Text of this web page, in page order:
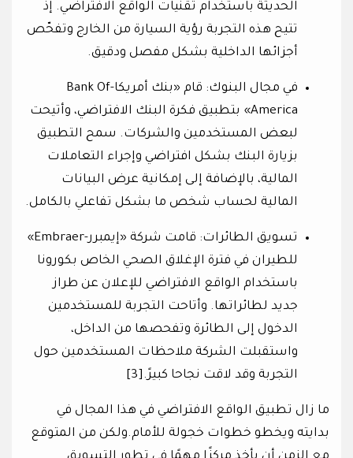
الحديثة باستخدام تقنيات الواقع الافتراضي. إذ
تتيح هذه التجربة رؤية السيارة من الخارج وتفحّص
أجزائها الداخلية بشكل مفصل ودقيق.
في مجال البنوك: قام «بنك أمريكا-Bank Of
America» بتطبيق فكرة البنك الافتراضي، وأتيحت
لبعض المستخدمين والشركات. سمح التطبيق
بزيارة البنك بشكل افتراضي وإجراء التعاملات
المالية، بالإضافة إلى إمكانية عرض البيانات
المالية لحساب شخص ما بشكل تفاعلي بالكامل.
تسويق الطائرات: قامت شركة «إيمبرر-Embraer»
للطيران في فترة الإغلاق الصحي الخاص بكورونا
باستخدام الواقع الافتراضي للإعلان عن طراز
جديد لطائراتها. وأتاحت التجربة للمستخدمين
الدخول إلى الطائرة وتفحصها من الداخل،
واستقبلت الشركة ملاحظات المستخدمين حول
التجربة وقد لاقت نجاحا كبيرً.[3]
ما زال تطبيق الواقع الافتراضي في هذا المجال في
بدايته ويخطو خطوات خجولة للأمام.ولكن من المتوقع